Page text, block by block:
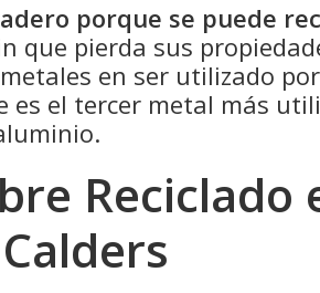
porque se puede
que pierda sus
en ser utilizado
el tercer metal más
Reciclado